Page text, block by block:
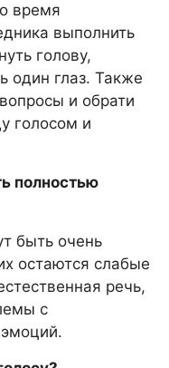
время
выполнить
голову,
один глаз. Также
и обрати
голосом и
полностью
быть очень
остаются слабые
речь,
с